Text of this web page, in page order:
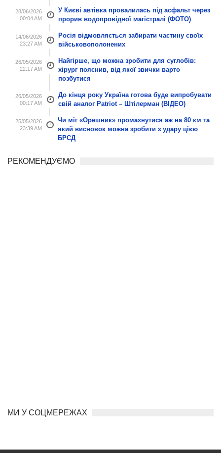
28/06/2026
00:04 AM
У Києві автівка провалилась під асфальт через
прорив водопровідної магістралі (ФОТО)
14/06/2026
23:27 AM
Росія відмовляється забирати частину своїх
військовополонених
26/05/2026
22:17 AM
Найгірше, що можна зробити для суглобів:
хірург пояснив, від якої звички варто
позбутися
26/05/2026
00:17 AM
До кінця року Україна готова буде випробувати
свій аналог Patriot – Штілерман (ВІДЕО)
25/05/2026
23:39 AM
Чи міг «Орешник» промахнутися аж на 80 км та
який висновок можна зробити з удару цією
БРСД
РЕКОМЕНДУЄМО
МИ У СОЦМЕРЕЖАХ